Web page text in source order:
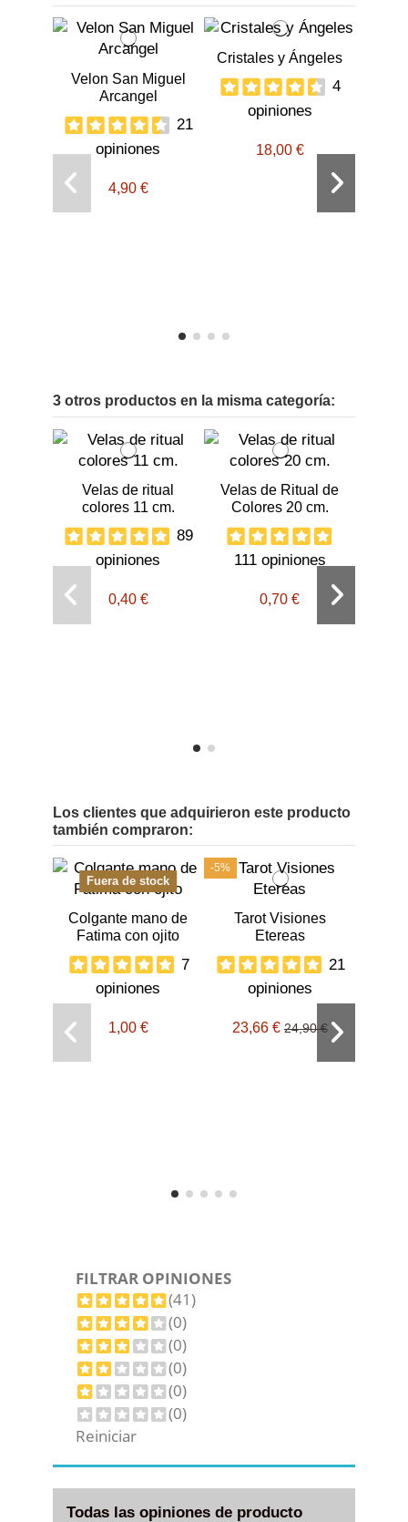
Velon San Miguel
Arcangel
21
opiniones
4,90 €
Cristales y Ángeles
4
opiniones
18,00 €
3 otros productos en la misma categoría:
Velas de ritual
colores 11 cm.
89
opiniones
0,40 €
Velas de Ritual de
Colores 20 cm.
111 opiniones
0,70 €
Los clientes que adquirieron este producto
también compraron:
Fuera de stock
Colgante mano de
Fatima con ojito
7
opiniones
1,00 €
-5%
Tarot Visiones
Etereas
21
opiniones
23,66 €24,90 €
FILTRAR OPINIONES
(41)
(0)
(0)
(0)
(0)
(0)
Reiniciar
Todas las opiniones de producto